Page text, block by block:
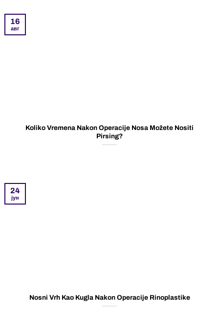
Koliko Vremena Nakon Operacije Nosa Možete Nositi
Pirsing?
16
авг
Nosni Vrh Kao Kugla Nakon Operacije Rinoplastike
24
јун